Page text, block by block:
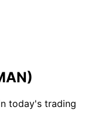
today's trading